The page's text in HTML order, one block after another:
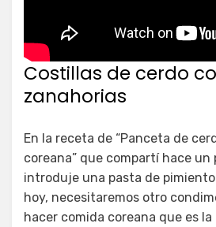
Costillas de cerdo
zanahorias
En la receta de “Panceta de
coreana” que compartí hace un
introduje una pasta de
hoy, necesitaremos otro
hacer comida coreana que es la